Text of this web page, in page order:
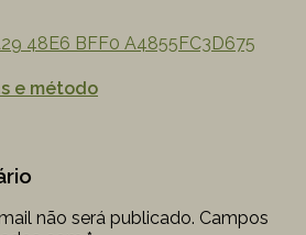
e método
não será publicado. Campos